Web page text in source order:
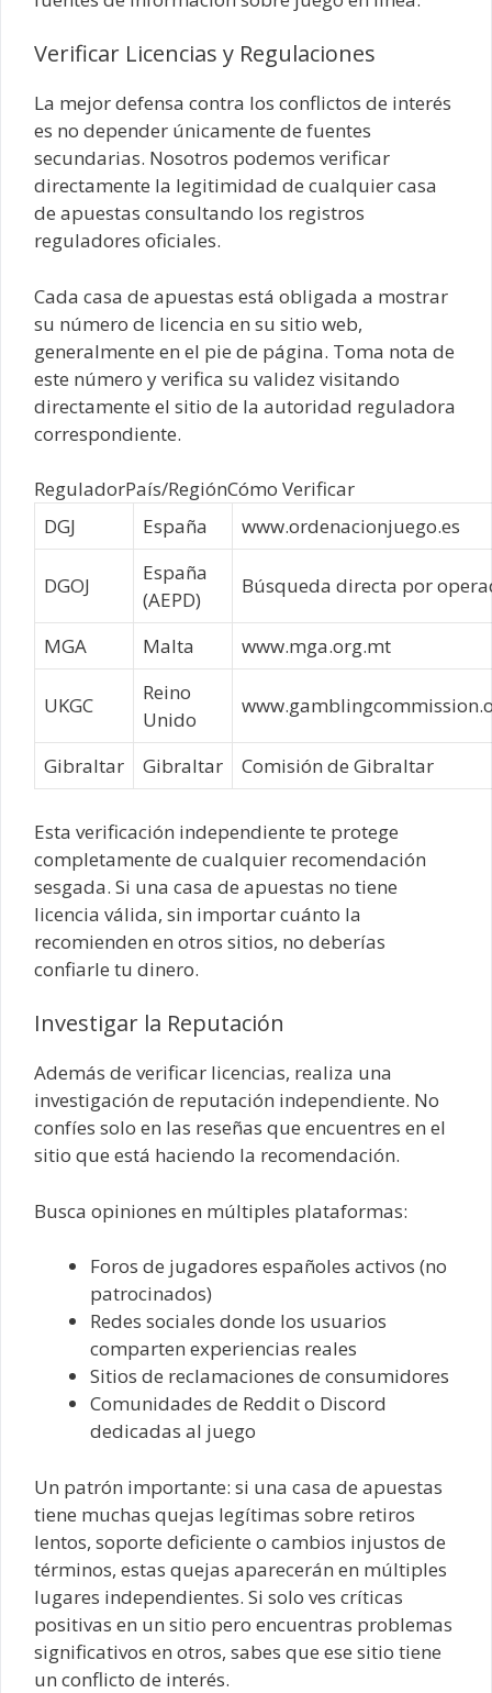
Verificar Licencias y Regulaciones
La mejor defensa contra los conflictos de interés
es no depender únicamente de fuentes
secundarias. Nosotros podemos verificar
directamente la legitimidad de cualquier casa
de apuestas consultando los registros
reguladores oficiales.
Cada casa de apuestas está obligada a mostrar
su número de licencia en su sitio web,
generalmente en el pie de página. Toma nota de
este número y verifica su validez visitando
directamente el sitio de la autoridad reguladora
correspondiente.
ReguladorPaís/RegiónCómo Verificar
DGJ
España www.ordenacionjuego.es
DGOJ
España
(AEPD)
Búsqueda directa por
MGA Malta www.mga.org.mt
UKGC
Reino
Unido
Gibraltar Gibraltar Comisión de Gibraltar
Esta verificación independiente te protege
completamente de cualquier recomendación
sesgada. Si una casa de apuestas no tiene
licencia válida, sin importar cuánto la
recomienden en otros sitios, no deberías
confiarle tu dinero.
Investigar la Reputación
Además de verificar licencias, realiza una
investigación de reputación independiente. No
confíes solo en las reseñas que encuentres en el
sitio que está haciendo la recomendación.
Busca opiniones en múltiples plataformas:
Foros de jugadores españoles activos (no
patrocinados)
Redes sociales donde los usuarios
comparten experiencias reales
Sitios de reclamaciones de consumidores
Comunidades de Reddit o Discord
dedicadas al juego
Un patrón importante: si una casa de apuestas
tiene muchas quejas legítimas sobre retiros
lentos, soporte deficiente o cambios injustos de
términos, estas quejas aparecerán en múltiples
lugares independientes. Si solo ves críticas
positivas en un sitio pero encuentras problemas
significativos en otros, sabes que ese sitio tiene
un conflicto de interés.